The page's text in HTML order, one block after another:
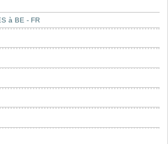
à BE - FR